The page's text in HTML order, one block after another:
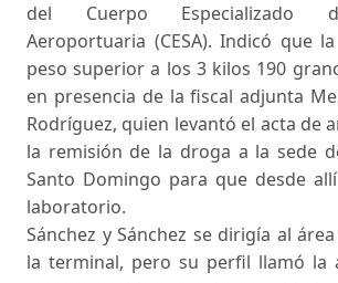
del Cuerpo Especializado
Aeroportuaria (CESA). Indicó que
peso superior a los 3 kilos 190
en presencia de la fiscal adjunta
Rodríguez, quien levantó el acta de
la remisión de la droga a la sede
Santo Domingo para que desde
laboratorio.
Sánchez y Sánchez se dirigía al
la terminal, pero su perfil llamó la